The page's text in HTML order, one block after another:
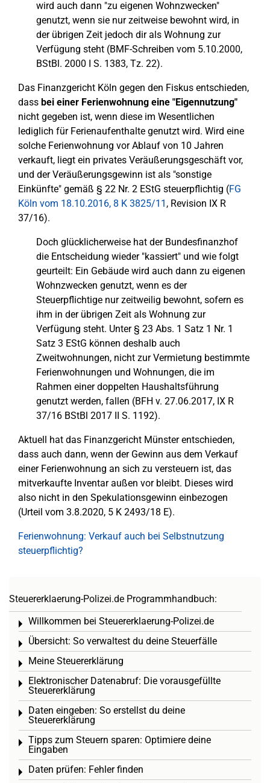
wird auch dann "zu eigenen Wohnzwecken"
genutzt, wenn sie nur zeitweise bewohnt wird, in
der übrigen Zeit jedoch dir als Wohnung zur
Verfügung steht (BMF-Schreiben vom 5.10.2000,
BStBl. 2000 I S. 1383, Tz. 22).
Das Finanzgericht Köln gegen den Fiskus entschieden,
dass bei einer Ferienwohnung eine "Eigennutzung"
nicht gegeben ist, wenn diese im Wesentlichen
lediglich für Ferienaufenthalte genutzt wird. Wird eine
solche Ferienwohnung vor Ablauf von 10 Jahren
verkauft, liegt ein privates Veräußerungsgeschäft vor,
und der Veräußerungsgewinn ist als "sonstige
Einkünfte" gemäß § 22 Nr. 2 EStG steuerpflichtig (FG
Köln vom 18.10.2016, 8 K 3825/11 , Revision IX R
37/16).
Doch glücklicherweise hat der Bundesfinanzhof
die Entscheidung wieder "kassiert" und wie folgt
geurteilt: Ein Gebäude wird auch dann zu eigenen
Wohnzwecken genutzt, wenn es der
Steuerpflichtige nur zeitweilig bewohnt, sofern es
ihm in der übrigen Zeit als Wohnung zur
Verfügung steht. Unter § 23 Abs. 1 Satz 1 Nr. 1
Satz 3 EStG können deshalb auch
Zweitwohnungen, nicht zur Vermietung bestimmte
Ferienwohnungen und Wohnungen, die im
Rahmen einer doppelten Haushaltsführung
genutzt werden, fallen (BFH v. 27.06.2017, IX R
37/16 BStBl 2017 II S. 1192).
Aktuell hat das Finanzgericht Münster entschieden,
dass auch dann, wenn der Gewinn aus dem Verkauf
einer Ferienwohnung an sich zu versteuern ist, das
mitverkaufte Inventar außen vor bleibt. Dieses wird
also nicht in den Spekulationsgewinn einbezogen
(Urteil vom 3.8.2020, 5 K 2493/18 E).
Ferienwohnung: Verkauf auch bei Selbstnutzung
steuerpflichtig?
Steuererklaerung-Polizei.de Programmhandbuch:
Willkommen bei Steuererklaerung-Polizei.de
Toggle menu
Übersicht: So verwaltest du deine Steuerfälle
Toggle menu
Meine Steuererklärung
Toggle menu
Elektronischer Datenabruf: Die vorausgefüllte
Steuererklärung
Toggle menu
Daten eingeben: So erstellst du deine
Steuererklärung
Toggle menu
Tipps zum Steuern sparen: Optimiere deine
Eingaben
Toggle menu
Daten prüfen: Fehler finden
Toggle menu